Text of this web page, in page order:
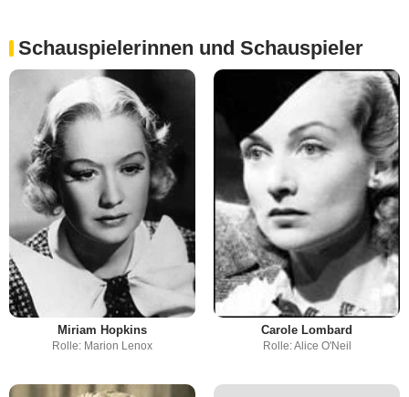
Schauspielerinnen und Schauspieler
Miriam Hopkins
Rolle: Marion Lenox
Carole Lombard
Rolle: Alice O'Neil